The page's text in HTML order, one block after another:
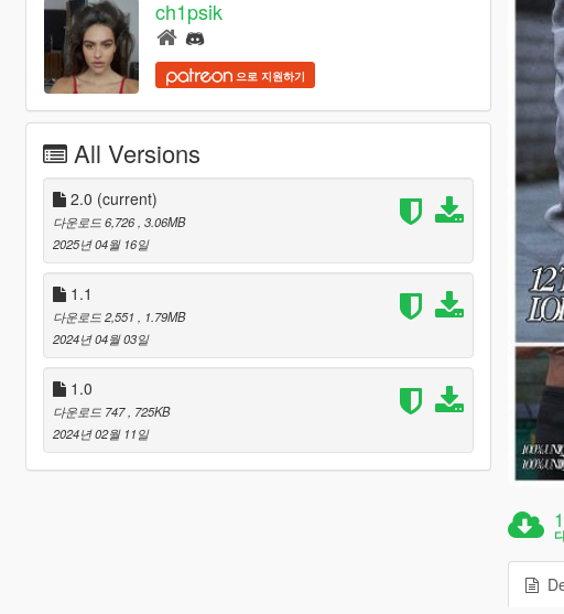
ch1psik
으로 지원하기
All Versions
2.0 (current)
다운로드 6,726 , 3.06MB
2025년 04월 16일
1.1
다운로드 2,551
, 1.79MB
2024년 04월 03일
1.0
다운로드 747 , 725KB
2024년 02월 11일